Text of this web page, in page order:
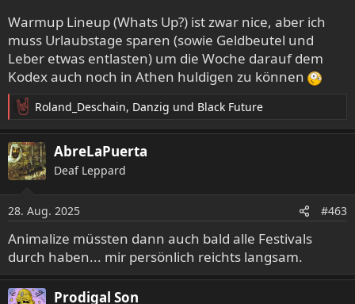
Warmup Lineup (Whats Up?) ist zwar nice, aber ich
muss Urlaubstage sparen (sowie Geldbeutel und
Leber etwas entlasten) um die Woche darauf dem
Kodex auch noch in Athen huldigen zu können
R
e
a
k
t
n
e
n
:
Roland_Deschain, Danzig und Black Future
AbreLaPuerta
Deaf Leppard
28. Aug. 2025 #463
Animalize müssten dann auch bald alle Festivals
durch haben... mir persönlich reichts langsam.
Prodigal Son